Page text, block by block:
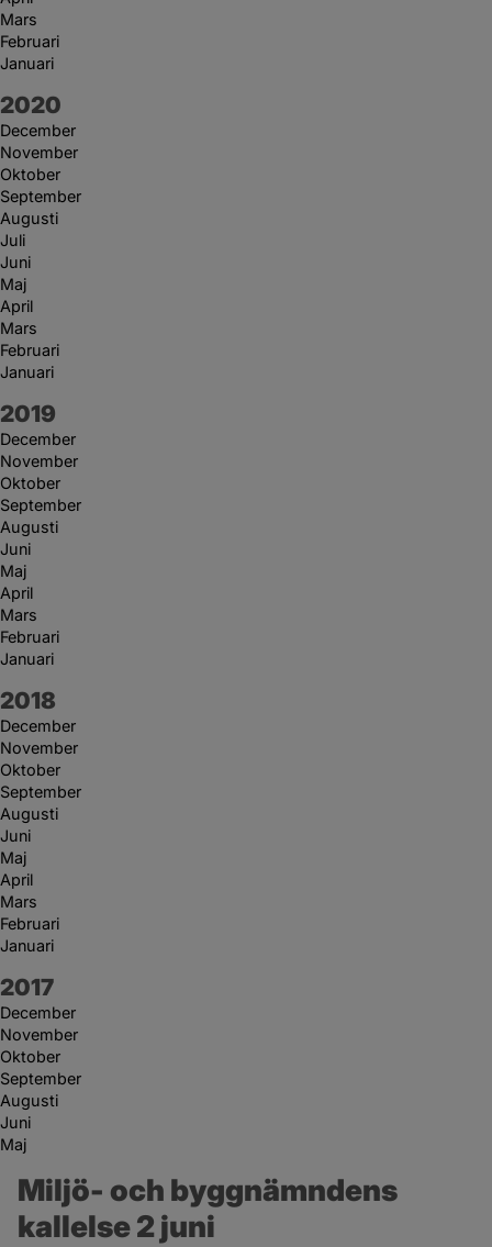
Mars
Februari
Januari
År:
2020
December
November
Oktober
September
Augusti
Juli
Juni
Maj
April
Mars
Februari
Januari
År:
2019
December
November
Oktober
September
Augusti
Juni
Maj
April
Mars
Februari
Januari
År:
2018
December
November
Oktober
September
Augusti
Juni
Maj
April
Mars
Februari
Januari
År:
2017
December
November
Oktober
September
Augusti
Juni
Maj
Miljö- och byggnämndens
kallelse 2 juni